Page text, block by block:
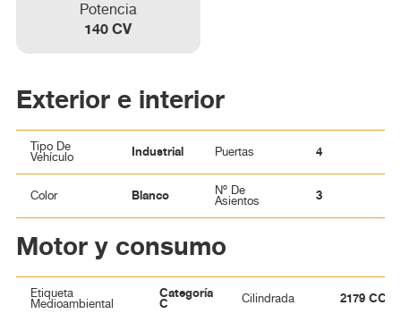
Potencia
140 CV
Exterior e interior
Tipo De
Vehículo
Industrial Puertas 4
Color Blanco
Nº De
Asientos
3
Motor y consumo
Etiqueta
Medioambiental
Categoría
C Cilindrada 2179 CC